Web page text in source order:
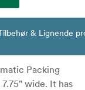
& Lignende
Packing
wide. It has